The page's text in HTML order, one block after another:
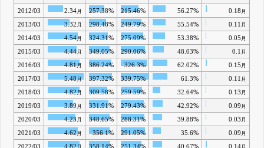
2012/03 2.34月 257.38% 215.46% 56.27% 0.18 月
2013/03 3.32 月 298.48% 249.79% 55.54% 0.11 月
2014/03 4.54月 324.31% 275.09% 53.38% 0.05 月
2015/03 4.44月 349.05% 290.06% 48.03% 0.1 月
2016/03 4.81月 386.24% 326.3% 62.02% 0.15 月
2017/03 5.48月 397.32% 339.75% 61.3% 0.11 月
2018/03 4.82月 309.58% 259.59% 32.64% 0.13 月
2019/03 3.89 月 331.91% 279.43% 42.92% 0.09 月
2020/03 4.23 月 348.65% 288.31% 39.88% 0.03 月
2021/03 4.62月 356.1% 291.05% 35.6% 0.09 月
2022/03 4.82月 358.14% 251.34% 40.67% 0.14月